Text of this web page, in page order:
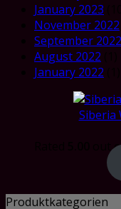
January 2023
November 2022
September 2022
August 2022
January 2022
Siberia
out
Produktkategorien